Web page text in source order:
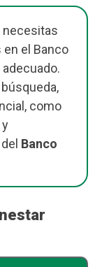
necesitas
el Banco
como
Banco